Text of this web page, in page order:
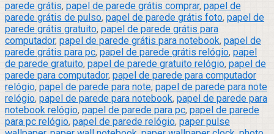
parede grátis, papel de parede grátis comprar, papel de
parede grátis de pulso, papel de parede grátis foto, papel de
parede grátis gratuito, papel de parede grátis para
computador, papel de parede grátis para notebook, papel de
parede grátis para pc, papel de parede grátis relógio, papel
de parede gratuito, papel de parede gratuito relógio, papel de
parede para computador, papel de parede para computador
relógio, papel de parede para note, papel de parede para note
relógio, papel de parede para notebook, papel de parede para
notebook relógio, papel de parede para pc, papel de parede
para pc relógio, papel de parede relógio, paper pulse